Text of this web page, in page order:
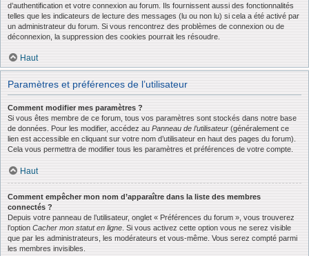
d’authentification et votre connexion au forum. Ils fournissent aussi des fonctionnalités
telles que les indicateurs de lecture des messages (lu ou non lu) si cela a été activé par
un administrateur du forum. Si vous rencontrez des problèmes de connexion ou de
déconnexion, la suppression des cookies pourrait les résoudre.
Haut
Paramètres et préférences de l’utilisateur
Comment modifier mes paramètres ?
Si vous êtes membre de ce forum, tous vos paramètres sont stockés dans notre base
de données. Pour les modifier, accédez au Panneau de l’utilisateur (généralement ce
lien est accessible en cliquant sur votre nom d’utilisateur en haut des pages du forum).
Cela vous permettra de modifier tous les paramètres et préférences de votre compte.
Haut
Comment empêcher mon nom d’apparaître dans la liste des membres
connectés ?
Depuis votre panneau de l’utilisateur, onglet « Préférences du forum », vous trouverez
l’option Cacher mon statut en ligne . Si vous activez cette option vous ne serez visible
que par les administrateurs, les modérateurs et vous-même. Vous serez compté parmi
les membres invisibles.